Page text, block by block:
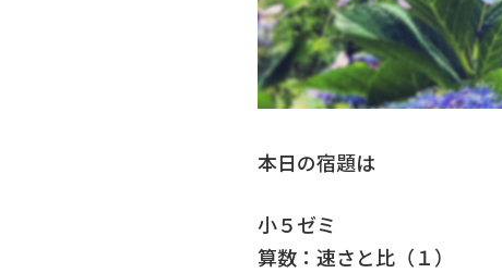
本日の宿題は
小５ゼミ
算数：速さと比（１）